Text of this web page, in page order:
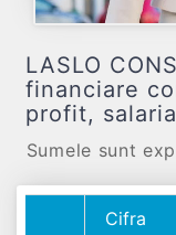
LASLO
financiare
profit,
Sumele sunt
Cifra